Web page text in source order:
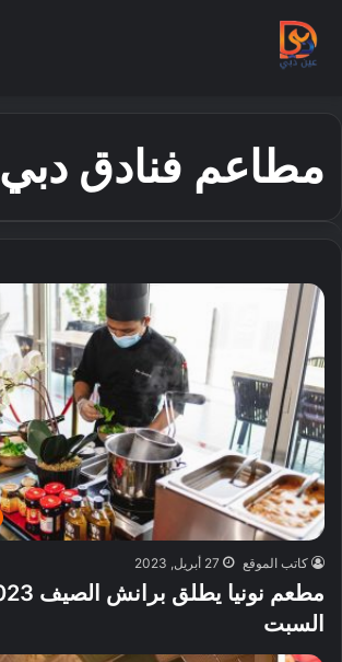
مطاعم فنادق دبي
كاتب الموقع 27 أبريل, 2023
السبت